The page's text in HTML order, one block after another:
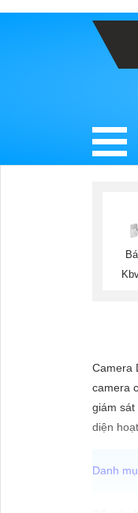
Camera
camera
giám sát
diện